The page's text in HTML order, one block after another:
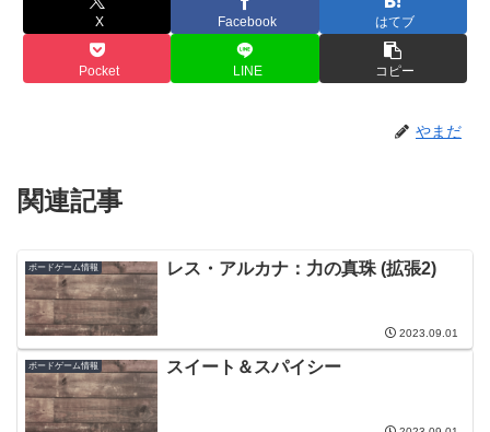
X Facebook はてブ
Pocket LINE コピー
やまだ
関連記事
ボードゲーム情報 レス・アルカナ：力の真珠 (拡張2)
2023.09.01
ボードゲーム情報 スイート＆スパイシー